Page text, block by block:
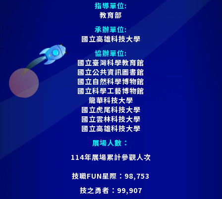
指導單位:
教育部
承辦單位:
國立高雄科技大學
協辦單位:
國立臺灣科學教育館
國立公共資訊圖書館
國立自然科學博物館
國立科學工藝博物館
龍華科技大學
國立虎尾科技大學
國立雲林科技大學
國立高雄科技大學
展場人數：
114年展場累計參觀人次
技職FUN星際： 98,753
技之勇者： 99,907